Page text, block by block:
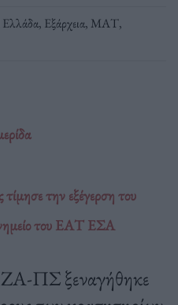
Ελλάδα, Εξάρχεια, ΜΑΤ,
την εξέγερση του
του ΕΑΤ ΕΣΑ
ΠΣ ξεναγήθηκε